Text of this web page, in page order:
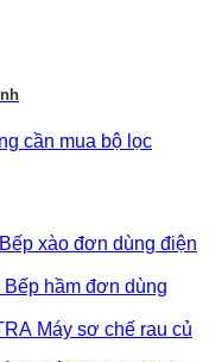
cần mua bộ lọc
Bếp xào đơn dùng điện
Bếp hầm đơn dùng
Máy sơ chế rau củ